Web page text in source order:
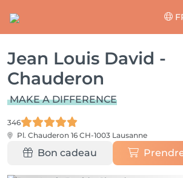
Jean Louis David -
Chauderon
MAKE A DIFFERENCE
346
Pl. Chauderon 16 CH-1003 Lausanne
Bon cadeau